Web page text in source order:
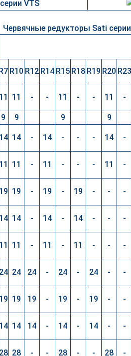
R10 R12 R14 R15 R18 R19 R20 R23
11 11 - - 11 - - 11 -
9 9 9 9
14 14 - 14 - - - 14 -
11 11 - 11 - - - 11 -
19 19 - 19 - 19 - - -
14 14 - 14 - 14 - - -
11 11 - 11 - 11 - - -
24 24 24 - 24 - 24 - -
19 19 19 - 19 - 19 - -
14 14 14 - 14 - 14 - -
28 28 - - 28 - - 28 -